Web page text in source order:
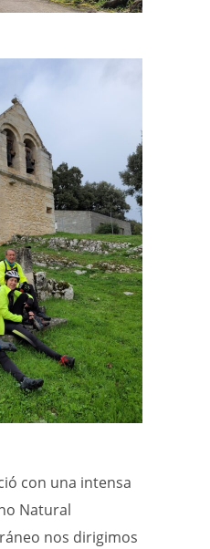
con una intensa
Natural
nos dirigimos